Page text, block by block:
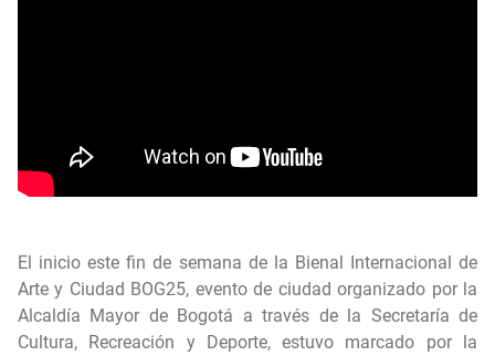
El inicio este fin de semana de la Bienal Internacional de
Arte y Ciudad BOG25, evento de ciudad organizado por la
Alcaldía Mayor de Bogotá a través de la Secretaría de
Cultura, Recreación y Deporte, estuvo marcado por la